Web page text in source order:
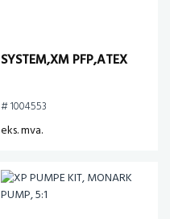
SYSTEM,XM PFP,ATEX
# 1004553
eks. mva.